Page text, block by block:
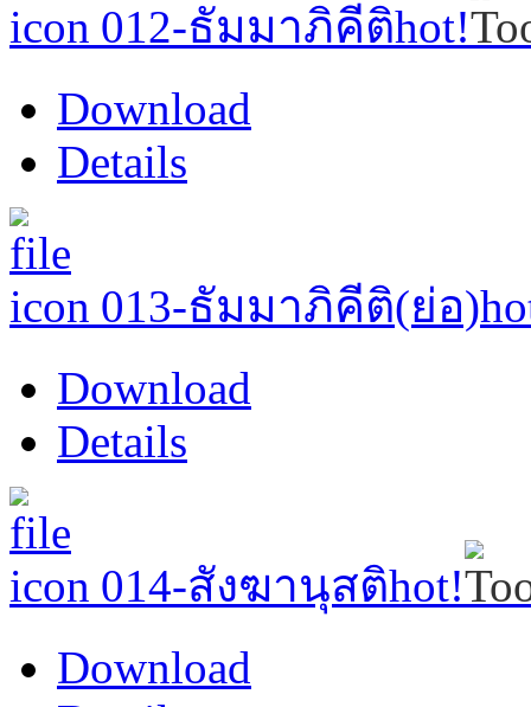
012-ธัมมาภิคีติhot!
Download
Details
013-ธัมมาภิคีติ(ย่อ)
Download
Details
014-สังฆานุสติhot!
Download